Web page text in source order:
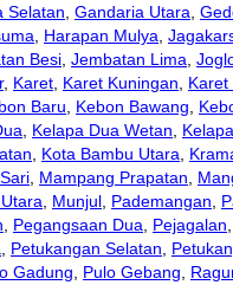
Selatan, Gandaria Utara,
, Harapan Mulya,
Besi, Jembatan Lima,
, Karet, Karet Kuningan, Karet
Baru, Kebon Bawang,
, Kelapa Dua Wetan,
, Kota Bambu Utara,
, Mampang Prapatan,
, Munjul, Pademangan,
, Pegangsaan Dua, Pejagalan,
, Petukangan Selatan,
Gadung, Pulo Gebang,